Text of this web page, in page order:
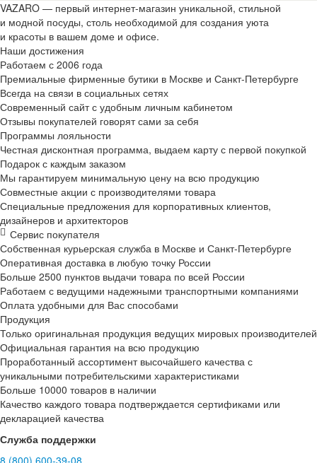
VAZARO — первый интернет-магазин уникальной, стильной
и модной посуды, столь необходимой для создания уюта
и красоты в вашем доме и офисе.
Наши достижения
Работаем с 2006 года
Премиальные фирменные бутики в Москве и Санкт-Петербурге
Всегда на связи в социальных сетях
Современный сайт с удобным личным кабинетом
Отзывы покупателей говорят сами за себя
Программы лояльности
Честная дисконтная программа, выдаем карту с первой покупкой
Подарок с каждым заказом
Мы гарантируем минимальную цену на всю продукцию
Совместные акции с производителями товара
Специальные предложения для корпоративных клиентов,
дизайнеров и архитекторов
Сервис покупателя
Собственная курьерская служба в Москве и Санкт-Петербурге
Оперативная доставка в любую точку России
Больше 2500 пунктов выдачи товара по всей России
Работаем с ведущими надежными транспортными компаниями
Оплата удобными для Вас способами
Продукция
Только оригинальная продукция ведущих мировых производителей
Официальная гарантия на всю продукцию
Проработанный ассортимент высочайшего качества с
уникальными потребительскими характеристиками
Больше 10000 товаров в наличии
Качество каждого товара подтверждается сертификами или
декларацией качества
Служба поддержки
8 (800) 600-39-08